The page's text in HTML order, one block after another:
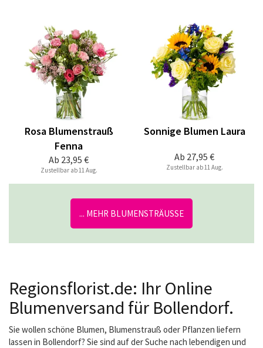
Ab 23,95 €
Rosa Blumenstrauß
Fenna
Zustellbar ab 11 Aug.
Ab 27,95 €
Sonnige Blumen Laura
Zustellbar ab 11 Aug.
... MEHR BLUMENSTRÄUSSE
Regionsflorist.de: Ihr Online
Blumenversand für Bollendorf.
Sie wollen schöne Blumen, Blumenstrauß oder Pflanzen liefern
lassen in Bollendorf? Sie sind auf der Suche nach lebendigen und